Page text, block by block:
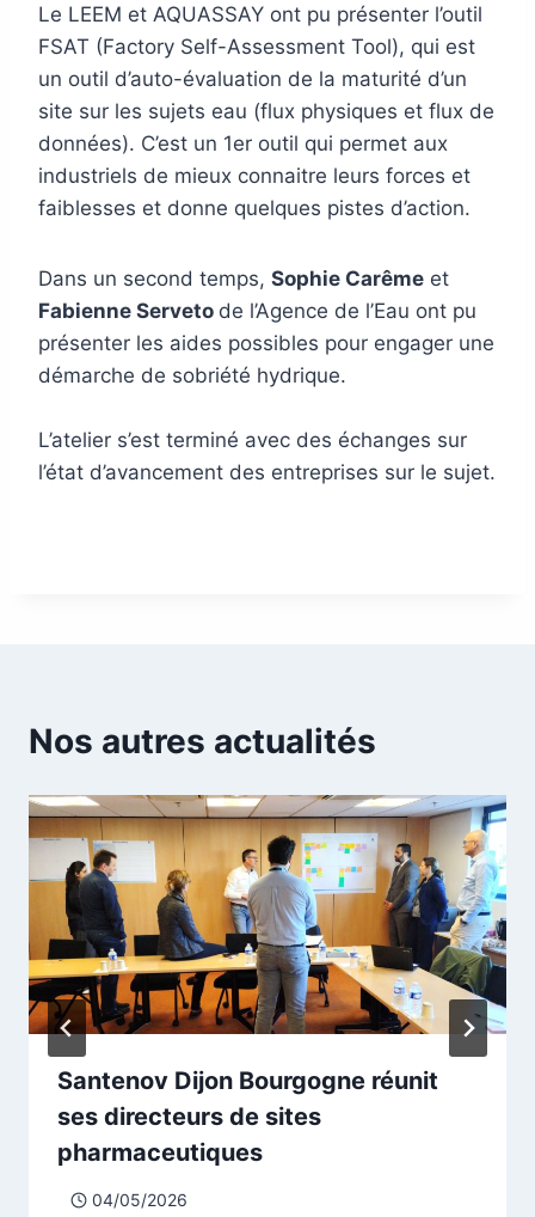
Le LEEM et AQUASSAY ont pu présenter l’outil
FSAT (Factory Self-Assessment Tool), qui est
un outil d’auto-évaluation de la maturité d’un
site sur les sujets eau (flux physiques et flux de
données). C’est un 1er outil qui permet aux
industriels de mieux connaitre leurs forces et
faiblesses et donne quelques pistes d’action.
Dans un second temps, Sophie Carême et
Fabienne Serveto de l’Agence de l’Eau ont pu
présenter les aides possibles pour engager une
démarche de sobriété hydrique.
L’atelier s’est terminé avec des échanges sur
l’état d’avancement des entreprises sur le sujet.
Nos autres actualités
Santenov Dijon Bourgogne réunit
ses directeurs de sites
pharmaceutiques
04/05/2026